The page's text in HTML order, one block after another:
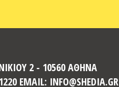
2 - 10560 ΑΘΗΝΑ
EMAIL: INFO@SHEDIA.GR